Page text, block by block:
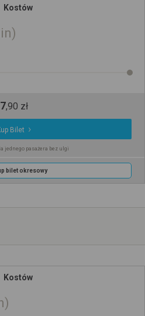
Kostów
7,90 zł
Bilet
jednego pasażera bez ulgi
bilet okresowy
Kostów